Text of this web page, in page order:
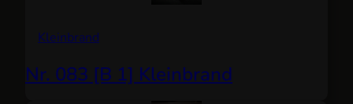
Kleinbrand
Nr. 083 [B 1] Kleinbrand